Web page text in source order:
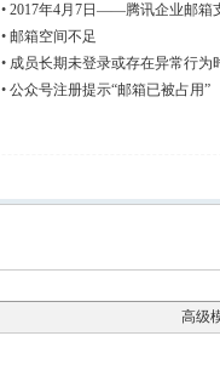
• 2017年4月7日——腾讯企业邮箱
• 邮箱空间不足
• 成员长期未登录或存在异常行
级邮箱账号
• 公众号注册提示“邮箱已被占用”
高级